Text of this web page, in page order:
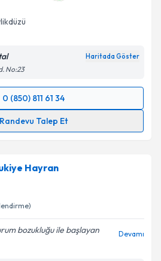
Haritada Göster
No:23
0 (850) 811 61 34
Randevu Talep Et
Talebi
e-posta ile bilgilendireceğiz.
Hayran
bozukluğu ile başlayan
Devamı